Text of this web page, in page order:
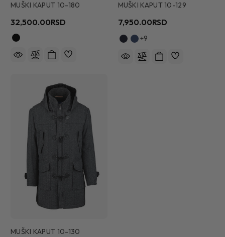
MUŠKI KAPUT 10-180
32,500.00RSD
MUŠKI KAPUT 10-129
7,950.00RSD
+9
MUŠKI KAPUT 10-130